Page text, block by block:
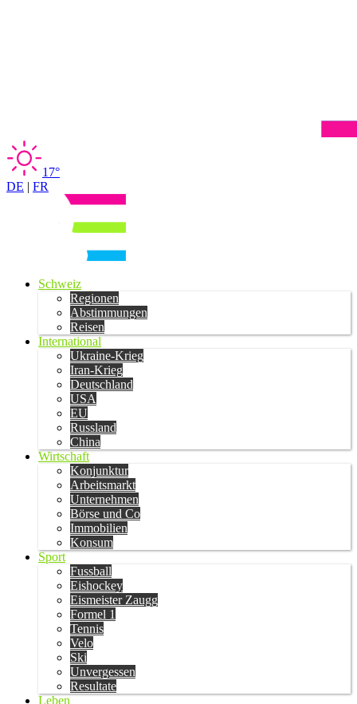
17°
DE | FR
Schweiz
Regionen
Abstimmungen
Reisen
International
Ukraine-Krieg
Iran-Krieg
Deutschland
USA
EU
Russland
China
Wirtschaft
Konjunktur
Arbeitsmarkt
Unternehmen
Börse und Co
Immobilien
Konsum
Sport
Fussball
Eishockey
Eismeister Zaugg
Formel 1
Tennis
Velo
Ski
Unvergessen
Resultate
Leben